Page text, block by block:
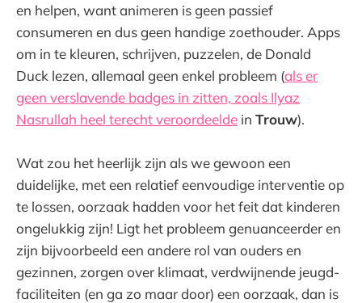
en helpen, want animeren is geen passief
consumeren en dus geen handige zoethouder. Apps
om in te kleuren, schrijven, puzzelen, de Donald
Duck lezen, allemaal geen enkel probleem (als er
geen verslavende badges in zitten, zoals Ilyaz
Nasrullah heel terecht veroordeelde in Trouw).
Wat zou het heerlijk zijn als we gewoon een
duidelijke, met een relatief eenvoudige interventie op
te lossen, oorzaak hadden voor het feit dat kinderen
ongelukkig zijn! Ligt het probleem genuanceerder en
zijn bijvoorbeeld een andere rol van ouders en
gezinnen, zorgen over klimaat, verdwijnende jeugd-
faciliteiten (en ga zo maar door) een oorzaak, dan is